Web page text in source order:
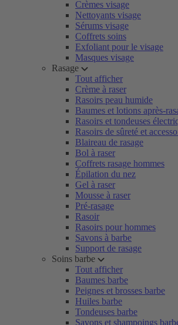
Crèmes visage
Nettoyants visage
Sérums visage
Coffrets soins
Exfoliant pour le visage
Masques visage
Rasage
Tout afficher
Crème à raser
Rasoirs peau humide
Baumes et lotions après-
Rasoirs et tondeuses
Rasoirs de sûreté et
Blaireau de rasage
Bol à raser
Coffrets rasage hommes
Épilation du nez
Gel à raser
Mousse à raser
Pré-rasage
Rasoir
Rasoirs pour hommes
Savons à barbe
Support de rasage
Soins barbe
Tout afficher
Baumes barbe
Peignes et brosses barbe
Huiles barbe
Tondeuses barbe
Savons et shampoings